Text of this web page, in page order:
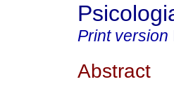
Print version
Abstract